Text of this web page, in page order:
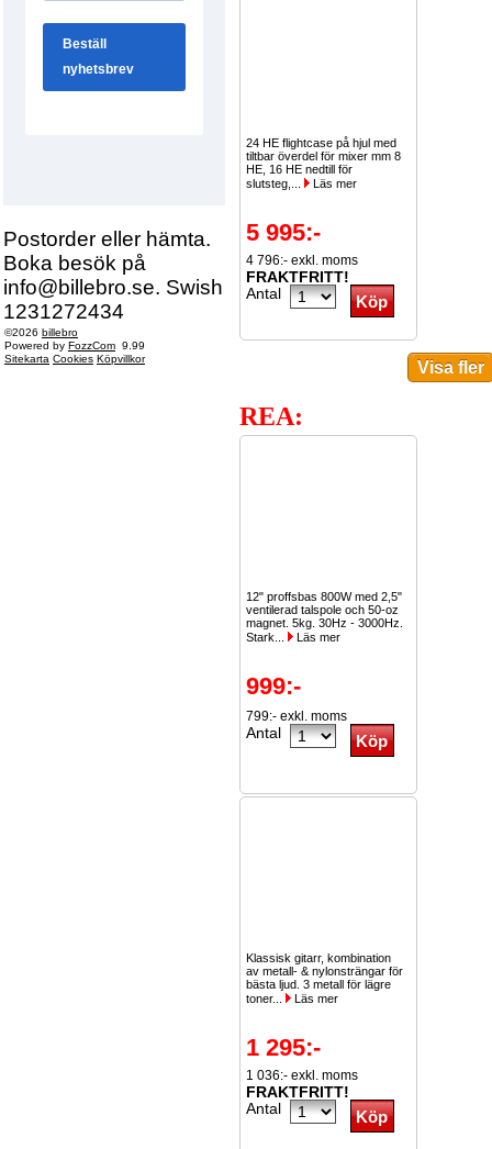
Postorder eller hämta.
Boka besök på
info@billebro.se. Swish
1231272434
©2026 billebro
Powered by FozzCom 9.99
Sitekarta Cookies Köpvillkor
24 HE flightcase på hjul med
tiltbar överdel för mixer mm 8
HE, 16 HE nedtill för
slutsteg,...
Läs mer
5 995:-
4 796:- exkl. moms
FRAKTFRITT!
Antal
REA:
12" proffsbas 800W med 2,5"
ventilerad talspole och 50-oz
magnet. 5kg. 30Hz - 3000Hz.
Stark...
Läs mer
999:-
799:- exkl. moms
Antal
Klassisk gitarr, kombination
av metall- & nylonsträngar för
bästa ljud. 3 metall för lägre
toner...
Läs mer
1 295:-
1 036:- exkl. moms
FRAKTFRITT!
Antal